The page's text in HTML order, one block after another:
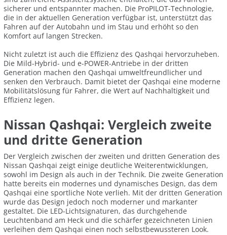
sicherer und entspannter machen. Die ProPILOT-Technologie,
die in der aktuellen Generation verfügbar ist, unterstützt das
Fahren auf der Autobahn und im Stau und erhöht so den
Komfort auf langen Strecken.
Nicht zuletzt ist auch die Effizienz des Qashqai hervorzuheben.
Die Mild-Hybrid- und e-POWER-Antriebe in der dritten
Generation machen den Qashqai umweltfreundlicher und
senken den Verbrauch. Damit bietet der Qashqai eine moderne
Mobilitätslösung für Fahrer, die Wert auf Nachhaltigkeit und
Effizienz legen.
Nissan Qashqai: Vergleich zweite
und dritte Generation
Der Vergleich zwischen der zweiten und dritten Generation des
Nissan Qashqai zeigt einige deutliche Weiterentwicklungen,
sowohl im Design als auch in der Technik. Die zweite Generation
hatte bereits ein modernes und dynamisches Design, das dem
Qashqai eine sportliche Note verlieh. Mit der dritten Generation
wurde das Design jedoch noch moderner und markanter
gestaltet. Die LED-Lichtsignaturen, das durchgehende
Leuchtenband am Heck und die schärfer gezeichneten Linien
verleihen dem Qashqai einen noch selbstbewussteren Look.